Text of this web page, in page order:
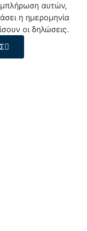
αυτών,
η ηµεροµηνία
οι δηλώσεις.